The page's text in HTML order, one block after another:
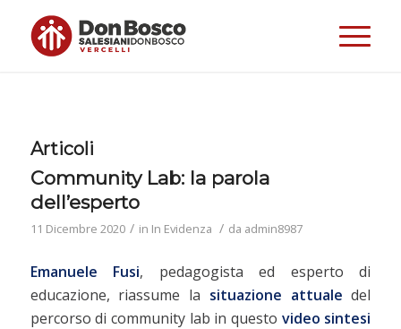
Articoli
Community Lab: la parola
dell’esperto
11 Dicembre 2020 / in In Evidenza / da admin8987
Emanuele Fusi, pedagogista ed esperto di
educazione, riassume la situazione attuale del
percorso di community lab in questo video sintesi